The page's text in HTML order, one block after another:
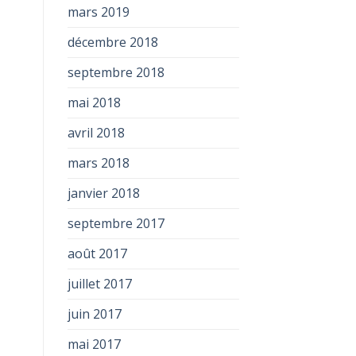
mars 2019
décembre 2018
septembre 2018
mai 2018
avril 2018
mars 2018
janvier 2018
septembre 2017
août 2017
juillet 2017
juin 2017
mai 2017